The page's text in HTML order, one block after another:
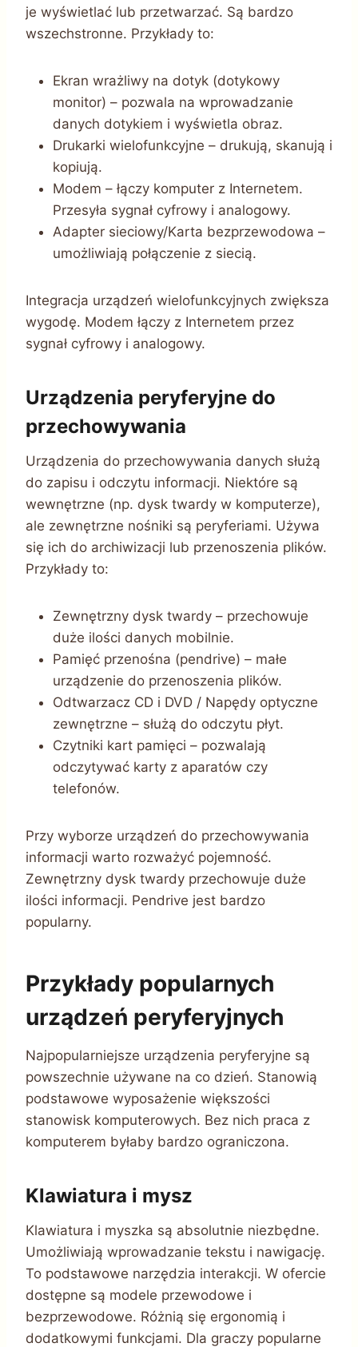
je wyświetlać lub przetwarzać. Są bardzo
wszechstronne. Przykłady to:
Ekran wrażliwy na dotyk (dotykowy
monitor) – pozwala na wprowadzanie
danych dotykiem i wyświetla obraz.
Drukarki wielofunkcyjne – drukują, skanują i
kopiują.
Modem – łączy komputer z Internetem.
Przesyła sygnał cyfrowy i analogowy.
Adapter sieciowy/Karta bezprzewodowa –
umożliwiają połączenie z siecią.
Integracja urządzeń wielofunkcyjnych zwiększa
wygodę. Modem łączy z Internetem przez
sygnał cyfrowy i analogowy.
Urządzenia peryferyjne do
przechowywania
Urządzenia do przechowywania danych służą
do zapisu i odczytu informacji. Niektóre są
wewnętrzne (np. dysk twardy w komputerze),
ale zewnętrzne nośniki są peryferiami. Używa
się ich do archiwizacji lub przenoszenia plików.
Przykłady to:
Zewnętrzny dysk twardy – przechowuje
duże ilości danych mobilnie.
Pamięć przenośna (pendrive) – małe
urządzenie do przenoszenia plików.
Odtwarzacz CD i DVD / Napędy optyczne
zewnętrzne – służą do odczytu płyt.
Czytniki kart pamięci – pozwalają
odczytywać karty z aparatów czy
telefonów.
Przy wyborze urządzeń do przechowywania
informacji warto rozważyć pojemność.
Zewnętrzny dysk twardy przechowuje duże
ilości informacji. Pendrive jest bardzo
popularny.
Przykłady popularnych
urządzeń peryferyjnych
Najpopularniejsze urządzenia peryferyjne są
powszechnie używane na co dzień. Stanowią
podstawowe wyposażenie większości
stanowisk komputerowych. Bez nich praca z
komputerem byłaby bardzo ograniczona.
Klawiatura i mysz
Klawiatura i myszka są absolutnie niezbędne.
Umożliwiają wprowadzanie tekstu i nawigację.
To podstawowe narzędzia interakcji. W ofercie
dostępne są modele przewodowe i
bezprzewodowe. Różnią się ergonomią i
dodatkowymi funkcjami. Dla graczy popularne